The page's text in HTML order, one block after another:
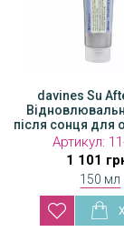
davines Su
пiсля сонця для
тiла
Артикул:
1 101
150 мл
LIGNE ST.
With Mint /
450